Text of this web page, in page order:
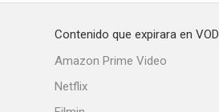
Contenido que expirara en VOD
Amazon Prime Video
Netflix